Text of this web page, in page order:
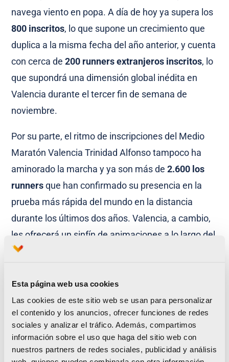
Esta página web usa cookies
Las cookies de este sitio web se usan para personalizar
el contenido y los anuncios, ofrecer funciones de redes
sociales y analizar el tráfico. Además, compartimos
información sobre el uso que haga del sitio web con
nuestros partners de redes sociales, publicidad y análisis
navega viento en popa. A día de hoy ya supera los
800 inscritos, lo que supone un crecimiento que
duplica a la misma fecha del año anterior, y cuenta
con cerca de200 runners extranjeros inscritos, lo
que supondrá una dimensión global inédita en
Valencia durante el tercer fin de semana de
noviembre.
Por su parte, el ritmo de inscripciones del Medio
Maratón Valencia Trinidad Alfonso tampoco ha
aminorado la marcha y ya son más de2.600 los
runnersque han confirmado su presencia en la
prueba más rápida del mundo en la distancia
durante los últimos dos años. Valencia, a cambio,
les ofrecerá un sinfín de animaciones a lo largo del
recorrido y un pueblo volcado con todos los
todavía más con la apertura de lospaquetes de
inscripciones con descuentopara las tres grandes
carreras de la ciudad, Maratón, Medio Maratón y
10k Valencia Trinidad Alfonso. Las promociones,